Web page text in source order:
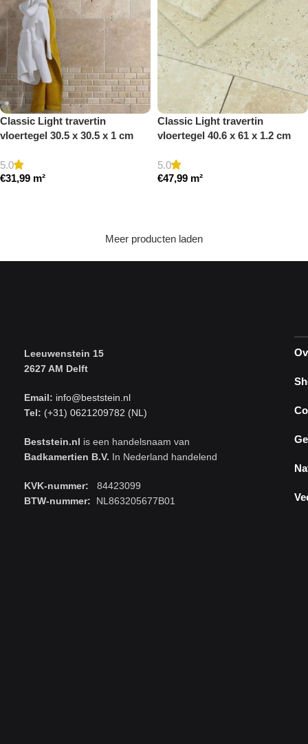
Classic Light travertin
vloertegel 30.5 x 30.5 x 1 cm
5.0
€31,99 m²
Classic Light travertin
vloertegel 40.6 x 61 x 1.2 cm
5.0
€47,99 m²
Meer producten laden
Leeuwenstein 15
2627 AM Delft
Email: info@beststein.nl
Tel: (+31) 0621209782 (NL)
Beststein.nl is een handelsnaam van
Badkamertien B.V. In Nederland handelend
KVK-nummer: 84423099
BTW-nummer: NL863205677B01